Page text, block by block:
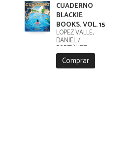
CUADERNO
BLACKIE
BOOKS. VOL. 15
LÓPEZ VALLE,
DANIEL /
FORTÚNEZ,
CRISTOBAL
Comprar